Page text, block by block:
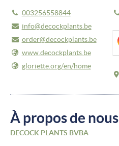
CONTACT
003256558844
info@decockplants.be
order@decockplants.be
www.decockplants.be
gloriette.org/en/home
À propos de nous
DECOCK PLANTS BVBA